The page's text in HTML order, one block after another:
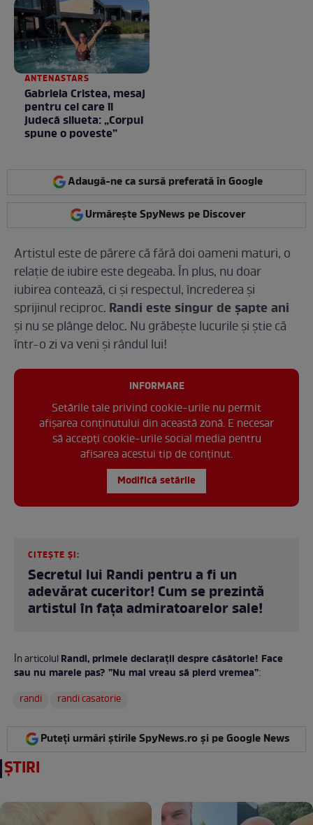
ANTENASTARS
Gabriela Cristea, mesaj
pentru cei care îi
judecă silueta: „Corpul
spune o poveste”
Adaugă-ne ca sursă preferată în Google
Urmărește SpyNews pe Discover
Artistul este de părere că fără doi oameni maturi, o
relație de iubire este degeaba. În plus, nu doar
iubirea contează, ci și respectul, încrederea și
sprijinul reciproc. Randi este singur de șapte ani
și nu se plânge deloc. Nu grăbește lucurile și știe că
într-o zi va veni și rândul lui!
INFORMARE
Setările tale privind cookie-urile nu permit
afișarea conținutului din această zonă. E necesar
să accepți cookie-urile social media pentru
afisarea acestui tip de conținut.
Modifică setările
CITEȘTE ȘI:
Secretul lui Randi pentru a fi un
adevărat cuceritor! Cum se prezintă
artistul în fața admiratoarelor sale!
În articolulRandi, primele declarații despre căsătorie! Face
sau nu marele pas? ”Nu mai vreau să pierd vremea”:
randi
randi casatorie
Puteți urmări știrile SpyNews.ro și pe Google News
ȘTIRI